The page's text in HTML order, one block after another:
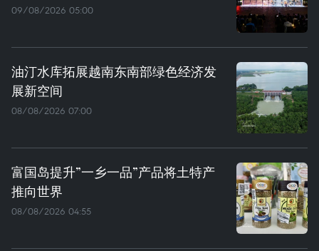
09/08/2026 05:00
油汀水库拓展越南东南部绿色经济发
展新空间
08/08/2026 07:00
富国岛提升”一乡一品”产品将土特产
推向世界
08/08/2026 04:55